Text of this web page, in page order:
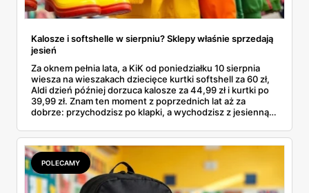
Kalosze i softshelle w sierpniu? Sklepy właśnie sprzedają
jesień
Za oknem pełnia lata, a KiK od poniedziałku 10 sierpnia
wiesza na wieszakach dziecięce kurtki softshell za 60 zł,
Aldi dzień później dorzuca kalosze za 44,99 zł i kurtki po
39,99 zł. Znam ten moment z poprzednich lat aż za
dobrze: przychodzisz po klapki, a wychodzisz z jesienną
pojawi się w gazetkach w przyszłym tygodniu i czy jest
sens kupować jesień, zanim skończą się wakacje.
POLECAMY